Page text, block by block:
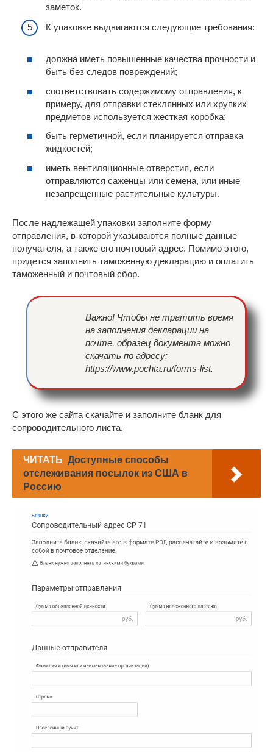
заметок.
К упаковке выдвигаются следующие требования:
должна иметь повышенные качества прочности и
быть без следов повреждений;
соответствовать содержимому отправления, к
примеру, для отправки стеклянных или хрупких
предметов используется жесткая коробка;
быть герметичной, если планируется отправка
жидкостей;
иметь вентиляционные отверстия, если
отправляются саженцы или семена, или иные
незапрещенные растительные культуры.
После надлежащей упаковки заполните форму
отправления, в которой указываются полные данные
получателя, а также его почтовый адрес. Помимо этого,
придется заполнить таможенную декларацию и оплатить
таможенный и почтовый сбор.
Важно! Чтобы не тратить время
на заполнения декларации на
почте, образец документа можно
скачать по адресу:
https://www.pochta.ru/forms-list.
С этого же сайта скачайте и заполните бланк для
сопроводительного листа.
ЧИТАТЬ Доступные способы
отслеживания посылок из США в
Россию